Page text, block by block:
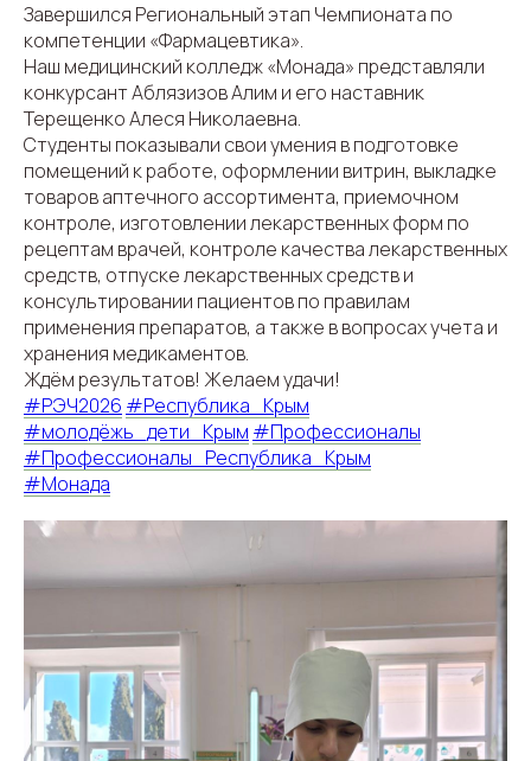
Завершился Региональный этап Чемпионата по
компетенции «Фармацевтика».
Наш медицинский колледж «Монада» представляли
конкурсант Аблязизов Алим и его наставник
Терещенко Алеся Николаевна.
Студенты показывали свои умения в подготовке
помещений к работе, оформлении витрин, выкладке
товаров аптечного ассортимента, приемочном
контроле, изготовлении лекарственных форм по
рецептам врачей, контроле качества лекарственных
средств, отпуске лекарственных средств и
консультировании пациентов по правилам
применения препаратов, а также в вопросах учета и
хранения медикаментов.
Ждём результатов! Желаем удачи!
#РЭЧ2026 #Республика_Крым
#молодёжь_дети_Крым #Профессионалы
#Профессионалы_Республика_Крым
#Монада